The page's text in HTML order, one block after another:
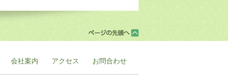
会社案内 アクセス お問合わせ